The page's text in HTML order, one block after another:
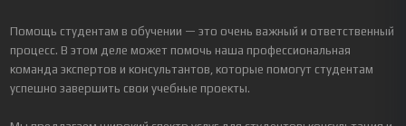
Помощь студентам в обучении — это очень важный и ответственный
процесс. В этом деле может помочь наша профессиональная
команда экспертов и консультантов, которые помогут студентам
успешно завершить свои учебные проекты.